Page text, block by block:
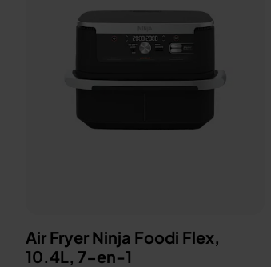
Air Fryer Ninja Foodi Flex,
10.4L, 7-en-1